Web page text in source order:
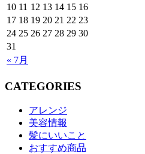
« 7月
10 11 12 13 14 15 16
17 18 19 20 21 22 23
24 25 26 27 28 29 30
31
CATEGORIES
アレンジ
美容情報
髪にいいこと
おすすめ商品